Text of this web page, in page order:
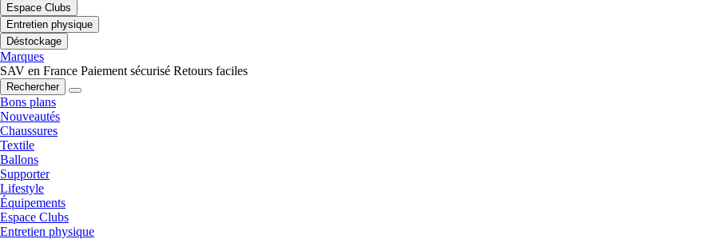
Espace Clubs
Entretien physique
Déstockage
Marques
SAV en France Paiement sécurisé Retours faciles
Rechercher
Bons plans
Nouveautés
Chaussures
Textile
Ballons
Supporter
Lifestyle
Équipements
Espace Clubs
Entretien physique